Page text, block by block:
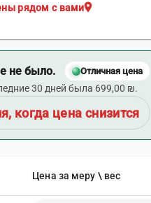
location_on
рядом с вами
не было. Отличная цена
30 дней была 699,00 ₪.
когда цена снизится
Цена за меру \ вес